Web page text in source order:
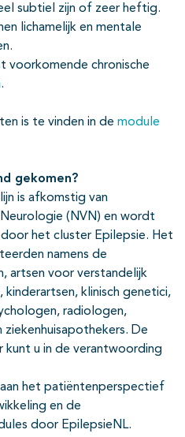
subtiel zijn of zeer heftig.
lichamelijk en mentale
voorkomende chronische
is te vinden in de module
gekomen?
is afkomstig van
(NVN) en wordt
het cluster Epilepsie. Het
namens de
artsen voor verstandelijk
klinisch genetici,
radiologen,
De
kunt u in de verantwoording
het patiëntenperspectief
en de
door EpilepsieNL.